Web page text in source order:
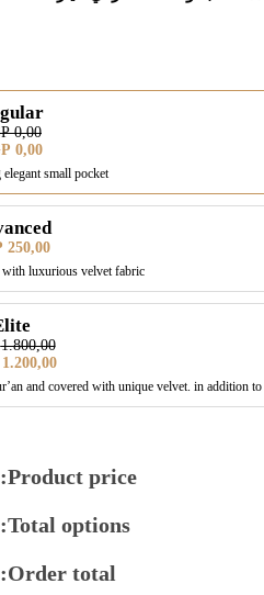
0,00
0,00
small pocket.
250,00
luxurious velvet fabric
1.800,00
1.200,00
and covered with unique velvet. in addition
Product price:
Total options:
Order total: